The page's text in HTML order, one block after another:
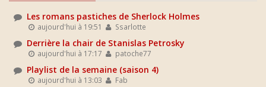
Les romans pastiches de Sherlock Holmes
aujourd'hui à 19:51 Ssarlotte
Derrière la chair de Stanislas Petrosky
aujourd'hui à 17:17 patoche77
Playlist de la semaine (saison 4)
aujourd'hui à 13:03 Fab